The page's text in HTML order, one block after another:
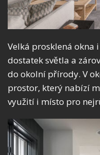
Velká prosklená okna
dostatek světla a
do okolní přírody. V
prostor, který nabízí
využití i místo pro